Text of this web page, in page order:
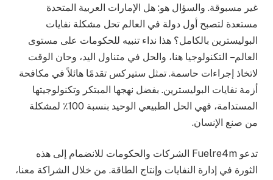
غير مسبوقة. والسؤال هو: هل الإمارات العربية المتحدة
مستعدة لتصبح أول دولة في العالم تحل مشكلة نفايات
البوليسترين بالكامل؟ هذا نداء تنبيه للحكومات على مستوى
العالم – التكنولوجيا هنا، والحل في متناول اليد، وحان الوقت
لاتخاذ إجراءات حاسمة. تمثل ستيركس تقدمًا هائلاً في مكافحة
أزمة نفايات البوليسترين. بفضل نهجها المبتكر وتكنولوجيتها
المستدامة، فهي الحل الطبيعي الوحيد بنسبة 100٪ لمشكلة
من صنع الإنسان.
تدعو Fuelre4m الشركات والحكومات للانضمام إلى هذه
الثورة في إدارة النفايات وإنتاج الطاقة. من خلال الشراكة معنا،